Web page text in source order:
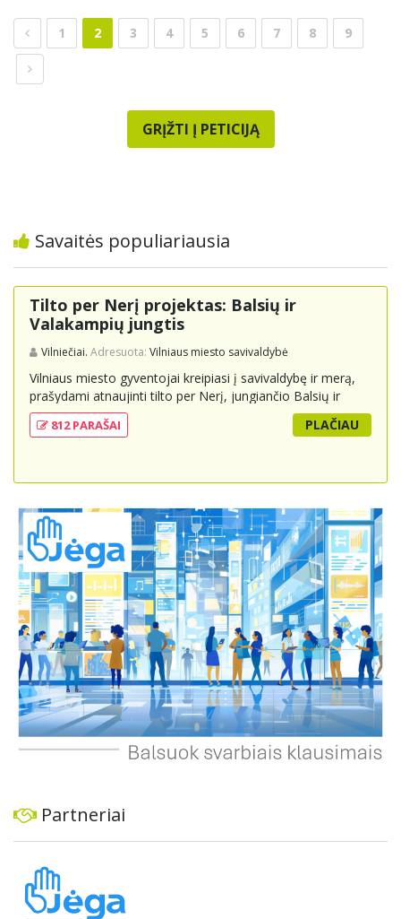
1 2 3 4 5 6 7 8 9
GRĮŽTI Į PETICIJĄ
Savaitės populiariausia
Tilto per Nerį projektas: Balsių ir
Valakampių jungtis
Vilniečiai. Adresuota: Vilniaus miesto savivaldybė
Vilniaus miesto gyventojai kreipiasi į savivaldybę ir merą,
prašydami atnaujinti tilto per Nerį, jungiančio Balsių ir
Valakampių kryptis, projektą ir įtraukti jį į miesto
strateginius susisiekimo planus. Šis tiltas ne tik padėtų
suteikdamas daugiau susisiekimo galimybių tiek
dviratininkams. Gyventojai ragina atlikti techninę,
ekonominę ir transporto analizę, organizuoti viešas
konsultacijas ir integruoti projektą į ilgalaikius miesto
planus, siekiant užtikrinti transporto sistemos patikimumą
ir prisitaikymą prie sparčiai augančio miesto poreikių.
812 PARAŠAI PLAČIAU
Partneriai